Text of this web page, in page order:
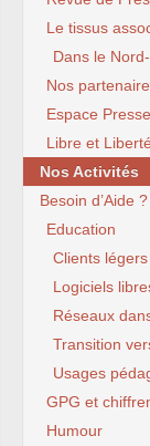
Le tissus
Dans le
Nos
Espace Presse
Libre et
Nos Activités
Besoin d’Aide ?
Education
Clients légers
Logiciels
Réseaux
Transition
Usages
GPG et
Humour